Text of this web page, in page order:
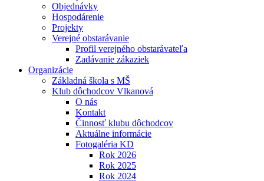
Objednávky
Hospodárenie
Projekty
Verejné obstarávanie
Profil verejného obstarávateľa
Zadávanie zákaziek
Organizácie
Základná škola s MŠ
Klub dôchodcov Vlkanová
O nás
Kontakt
Činnosť klubu dôchodcov
Aktuálne informácie
Fotogaléria KD
Rok 2026
Rok 2025
Rok 2024